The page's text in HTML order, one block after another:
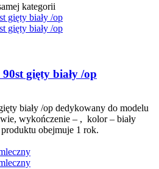
kategorii
gięty biały /op
biały /op dedykowany do modelu
wykończenie – , kolor – biały
obejmuje 1 rok.